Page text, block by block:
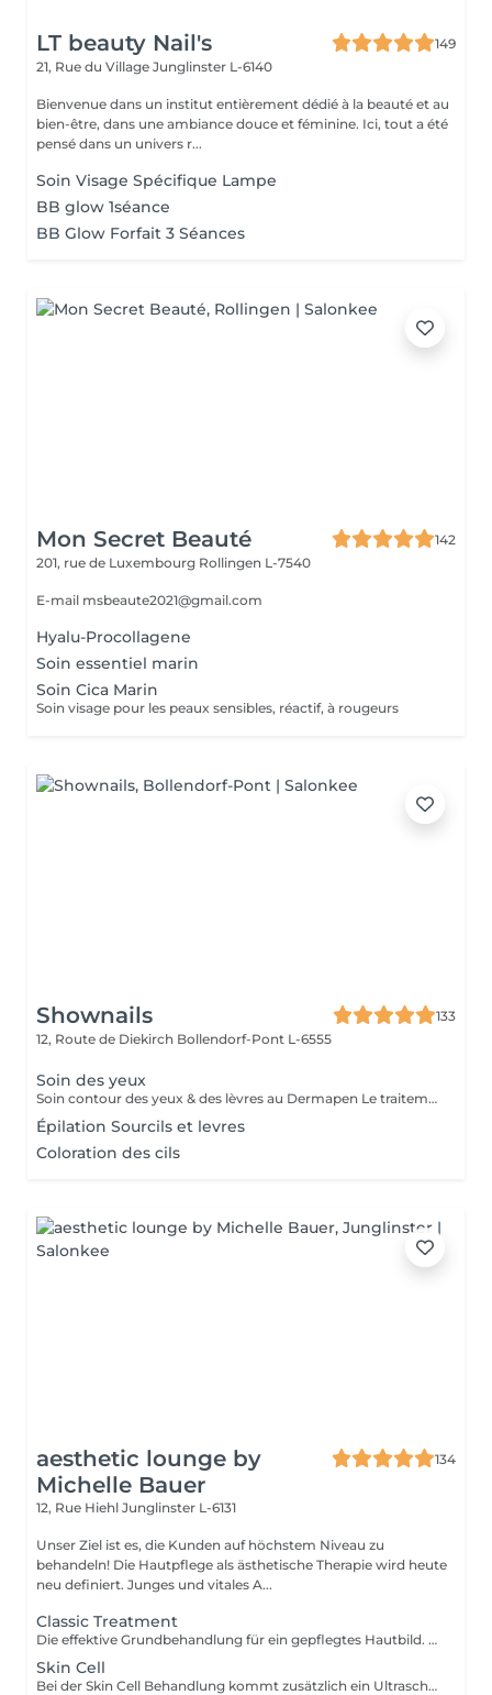
LT beauty Nail's
149
21, Rue du Village Junglinster L-6140
Bienvenue dans un institut entièrement dédié à la beauté et au
bien-être, dans une ambiance douce et féminine. Ici, tout a été
pensé dans un univers r...
Soin Visage Spécifique Lampe
BB glow 1séance
BB Glow Forfait 3 Séances
Mon Secret Beauté
142
201, rue de Luxembourg Rollingen L-7540
E-mail msbeaute2021@gmail.com
Hyalu-Procollagene
Soin essentiel marin
Soin Cica Marin
Soin visage pour les peaux sensibles, réactif, à rougeurs
Shownails
133
12, Route de Diekirch Bollendorf-Pont L-6555
Soin des yeux
Soin contour des yeux & des lèvres au Dermapen Le traitement du contour des yeux et des lèvres est réalisé à l'aide du Dermapen, une technique de micro-aiguillage qui stimule naturellement la production de collagène et d'élastine. Ce soin permet de : Atténuer les rides et ridules. Réduire les cernes. Diminuer les poches sous les yeux. Raffermir et lisser la peau. Améliorer l'éclat et la texture du contour des yeux et des lèvres. Un regard plus frais, une peau plus lisse et des lèvres sublimées dès les premières séances.
Épilation Sourcils et levres
Coloration des cils
aesthetic lounge by
Michelle Bauer
134
12, Rue Hiehl Junglinster L-6131
Unser Ziel ist es, die Kunden auf höchstem Niveau zu
behandeln! Die Hautpflege als ästhetische Therapie wird heute
neu definiert. Junges und vitales A...
Classic Treatment
Die effektive Grundbehandlung für ein gepflegtes Hautbild. Diese Behandlung wird hauptsächlich mit Produkten durchgeführt.Classic Treatment ist eine Behandlung die die Funktionen der Haut wieder aufbaut, die Haut stabilisiert und der trockenen Haut neue Geschmeidigkeit und Vitalität verleiht.
Skin Cell
Bei der Skin Cell Behandlung kommt zusätzlich ein Ultraschallgerät zum Einsatz. Das Ultraschallgerät dient als Wirkungsverstärker für eine Reihe von Produkten. Durch den Einsatz von Ultraschalltechnik werden die Wirkstoffe in ihrer molekularen Struktur verkleinert, wodurch sie tiefer in die Haut vordringen und dort ihre volle Wirkung entfalten können. Hierbei wird die Regeneration der Haut stimuliert. Für eine schöne, strahlende und straffe Haut.